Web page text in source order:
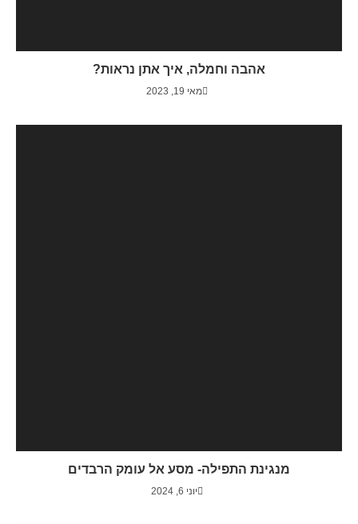
אהבה וחמלה, איך אתן נראות?
מאי 19, 2023
מנגינת התפילה- מסע אל עומק הרבדים
יוני 6, 2024